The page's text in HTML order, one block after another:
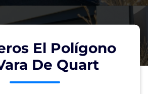
El Polígono
De Quart